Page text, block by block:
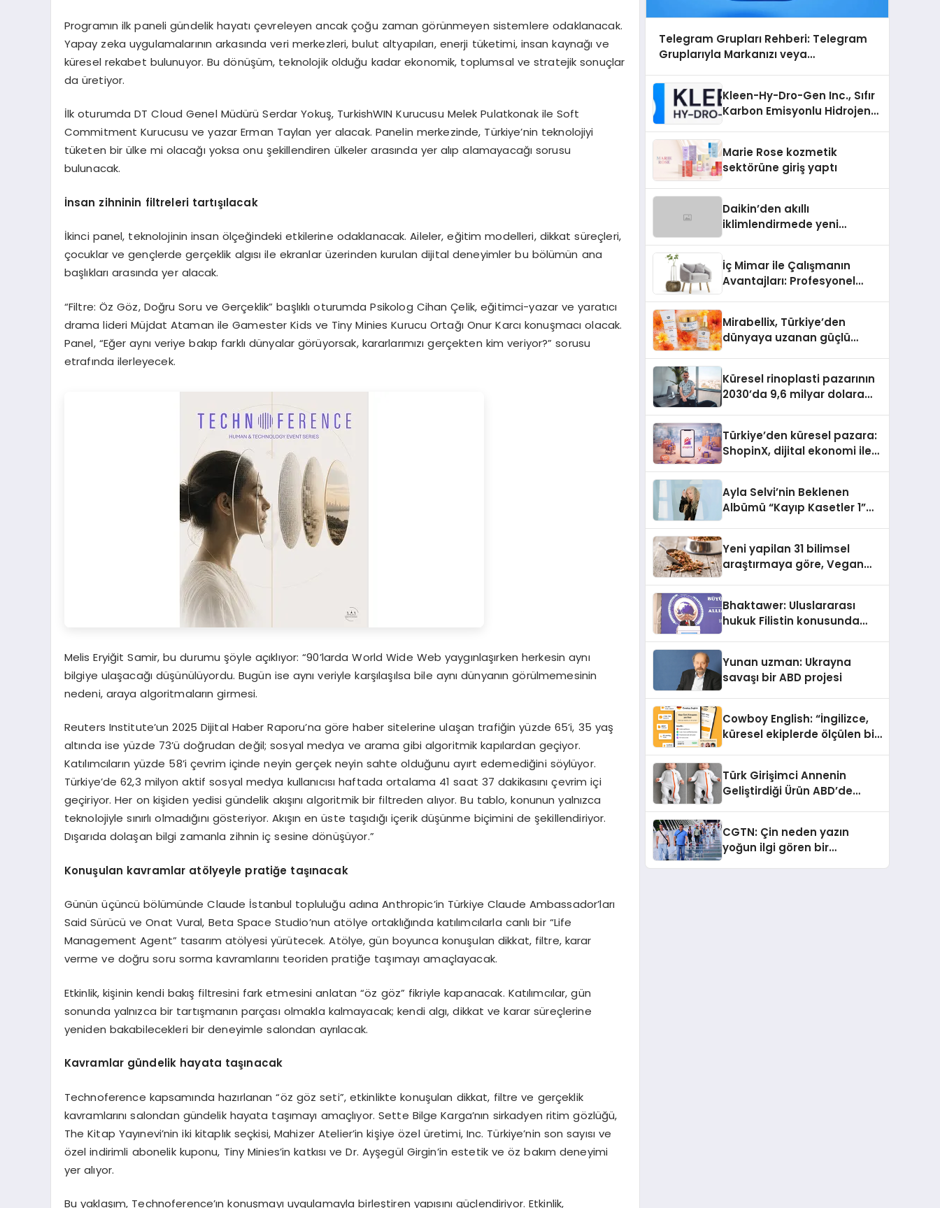
Programın ilk paneli gündelik hayatı çevreleyen ancak çoğu zaman görünmeyen sistemlere odaklanacak.
Yapay zeka uygulamalarının arkasında veri merkezleri, bulut altyapıları, enerji tüketimi, insan kaynağı ve
küresel rekabet bulunuyor. Bu dönüşüm, teknolojik olduğu kadar ekonomik, toplumsal ve stratejik sonuçlar
da üretiyor.
İlk oturumda DT Cloud Genel Müdürü Serdar Yokuş, TurkishWIN Kurucusu Melek Pulatkonak ile Soft
Commitment Kurucusu ve yazar Erman Taylan yer alacak. Panelin merkezinde, Türkiye’nin teknolojiyi
tüketen bir ülke mi olacağı yoksa onu şekillendiren ülkeler arasında yer alıp alamayacağı sorusu
bulunacak.
İnsan zihninin filtreleri tartışılacak
İkinci panel, teknolojinin insan ölçeğindeki etkilerine odaklanacak. Aileler, eğitim modelleri, dikkat süreçleri,
çocuklar ve gençlerde gerçeklik algısı ile ekranlar üzerinden kurulan dijital deneyimler bu bölümün ana
başlıkları arasında yer alacak.
“Filtre: Öz Göz, Doğru Soru ve Gerçeklik” başlıklı oturumda Psikolog Cihan Çelik, eğitimci-yazar ve yaratıcı
drama lideri Müjdat Ataman ile Gamester Kids ve Tiny Minies Kurucu Ortağı Onur Karcı konuşmacı olacak.
Panel, “Eğer aynı veriye bakıp farklı dünyalar görüyorsak, kararlarımızı gerçekten kim veriyor?” sorusu
etrafında ilerleyecek.
Melis Eryiğit Samir, bu durumu şöyle açıklıyor: “90’larda World Wide Web yaygınlaşırken herkesin aynı
bilgiye ulaşacağı düşünülüyordu. Bugün ise aynı veriyle karşılaşılsa bile aynı dünyanın görülmemesinin
nedeni, araya algoritmaların girmesi.
Reuters Institute’un 2025 Dijital Haber Raporu’na göre haber sitelerine ulaşan trafiğin yüzde 65’i, 35 yaş
altında ise yüzde 73’ü doğrudan değil; sosyal medya ve arama gibi algoritmik kapılardan geçiyor.
Katılımcıların yüzde 58’i çevrim içinde neyin gerçek neyin sahte olduğunu ayırt edemediğini söylüyor.
Türkiye’de 62,3 milyon aktif sosyal medya kullanıcısı haftada ortalama 41 saat 37 dakikasını çevrim içi
geçiriyor. Her on kişiden yedisi gündelik akışını algoritmik bir filtreden alıyor. Bu tablo, konunun yalnızca
teknolojiyle sınırlı olmadığını gösteriyor. Akışın en üste taşıdığı içerik düşünme biçimini de şekillendiriyor.
Dışarıda dolaşan bilgi zamanla zihnin iç sesine dönüşüyor.”
Konuşulan kavramlar atölyeyle pratiğe taşınacak
Günün üçüncü bölümünde Claude İstanbul topluluğu adına Anthropic’in Türkiye Claude Ambassador’ları
Said Sürücü ve Onat Vural, Beta Space Studio’nun atölye ortaklığında katılımcılarla canlı bir “Life
Management Agent” tasarım atölyesi yürütecek. Atölye, gün boyunca konuşulan dikkat, filtre, karar
verme ve doğru soru sorma kavramlarını teoriden pratiğe taşımayı amaçlayacak.
Etkinlik, kişinin kendi bakış filtresini fark etmesini anlatan “öz göz” fikriyle kapanacak. Katılımcılar, gün
sonunda yalnızca bir tartışmanın parçası olmakla kalmayacak; kendi algı, dikkat ve karar süreçlerine
yeniden bakabilecekleri bir deneyimle salondan ayrılacak.
Kavramlar gündelik hayata taşınacak
Technoference kapsamında hazırlanan “öz göz seti”, etkinlikte konuşulan dikkat, filtre ve gerçeklik
kavramlarını salondan gündelik hayata taşımayı amaçlıyor. Sette Bilge Karga’nın sirkadyen ritim gözlüğü,
The Kitap Yayınevi’nin iki kitaplık seçkisi, Mahizer Atelier’in kişiye özel üretimi, Inc. Türkiye’nin son sayısı ve
özel indirimli abonelik kuponu, Tiny Minies’in katkısı ve Dr. Ayşegül Girgin’in estetik ve öz bakım deneyimi
yer alıyor.
Bu yaklaşım, Technoference’ın konuşmayı uygulamayla birleştiren yapısını güçlendiriyor. Etkinlik,
Telegram Grupları Rehberi: Telegram
Gruplarıyla Markanızı veya
Kleen-Hy-Dro-Gen Inc., Sıfır
Karbon Emisyonlu Hidrojen
Aldı
Marie Rose kozmetik
sektörüne giriş yaptı
Daikin’den akıllı
iklimlendirmede yeni
İç Mimar ile Çalışmanın
Avantajları: Profesyonel
Mirabellix, Türkiye’den
dünyaya uzanan güçlü
Küresel rinoplasti pazarının
2030’da 9,6 milyar dolara
Türkiye’den küresel pazara:
ShopinX, dijital ekonomi ile
Ayla Selvi’nin Beklenen
Albümü “Kayıp Kasetler 1”
Yeni yapilan 31 bilimsel
araştırmaya göre, Vegan
Sindirildiğini Ortaya Koydu
Bhaktawer: Uluslararası
hukuk Filistin konusunda
Yunan uzman: Ukrayna
savaşı bir ABD projesi
Cowboy English: “İngilizce,
küresel ekiplerde ölçülen bir
Türk Girişimci Annenin
Geliştirdiği Ürün ABD’de
Açısı Getiriyor.
CGTN: Çin neden yazın
yoğun ilgi gören bir